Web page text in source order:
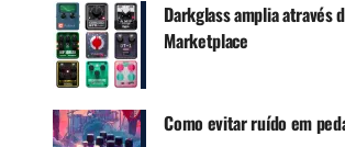
Darkglass amplia através
Marketplace
Como evitar ruído em